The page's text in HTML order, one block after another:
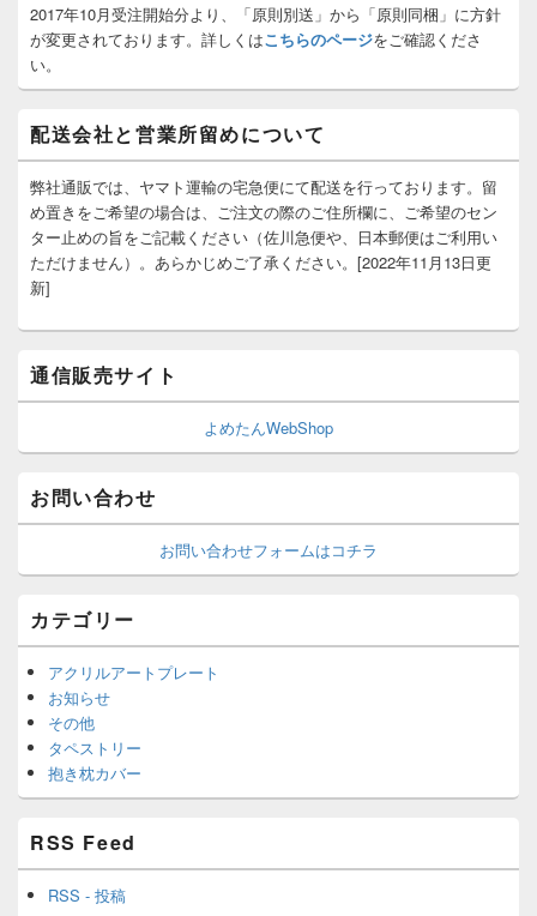
2017年10月受注開始分より、「原則別送」から「原則同梱」に方針
が変更されております。詳しくはこちらのページをご確認くださ
い。
配送会社と営業所留めについて
弊社通販では、ヤマト運輸の宅急便にて配送を行っております。留
め置きをご希望の場合は、ご注文の際のご住所欄に、ご希望のセン
ター止めの旨をご記載ください（佐川急便や、日本郵便はご利用い
ただけません）。あらかじめご了承ください。[2022年11月13日更
新]
通信販売サイト
よめたんWebShop
お問い合わせ
お問い合わせフォームはコチラ
カテゴリー
アクリルアートプレート
お知らせ
その他
タペストリー
抱き枕カバー
RSS Feed
RSS - 投稿